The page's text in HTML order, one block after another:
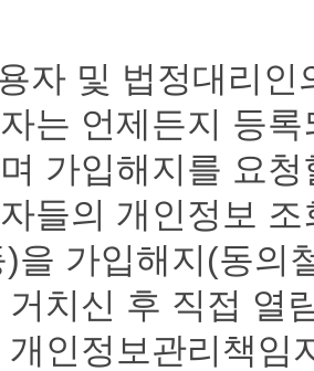
자 및 법정대리
는 언제든지 등
가입해지를 요
들의 개인정보
)을 가입해지(동의
거치신 후 직접 열
개인정보관리책임